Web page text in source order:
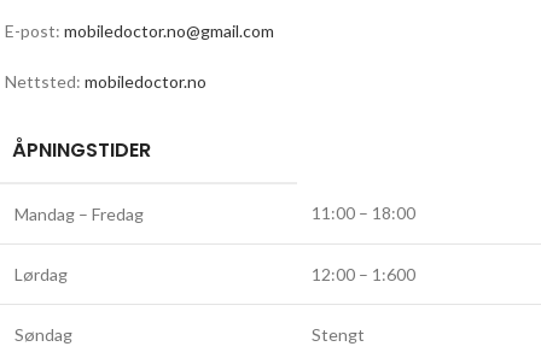
E-post: mobiledoctor.no@gmail.com
Nettsted: mobiledoctor.no
ÅPNINGSTIDER
Mandag – Fredag 11:00 – 18:00
Lørdag 12:00 – 1:600
Søndag Stengt